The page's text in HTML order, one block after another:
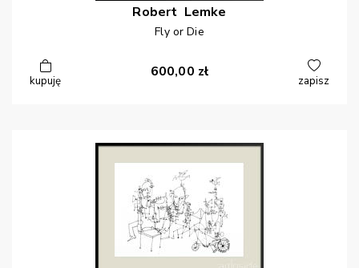
Robert Lemke
Fly or Die
kupuję
600,00 zł
zapisz